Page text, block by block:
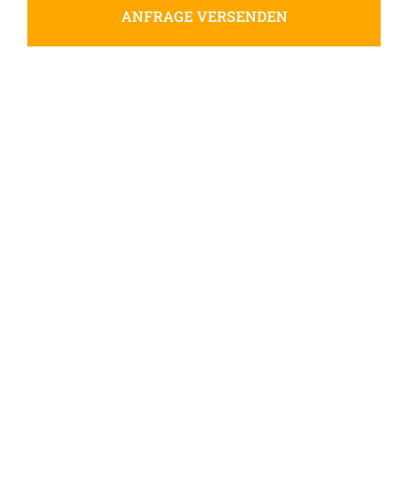
ANFRAGE VERSENDEN